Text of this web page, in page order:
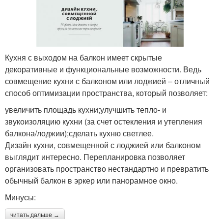
Кухня с выходом на балкон имеет скрытые
декоративные и функциональные возможности. Ведь
совмещение кухни с балконом или лоджией – отличный
способ оптимизации пространства, который позволяет:
увеличить площадь кухни;улучшить тепло- и
звукоизоляцию кухни (за счет остекления и утепления
балкона/лоджии);сделать кухню светлее.
Дизайн кухни, совмещенной с лоджией или балконом
выглядит интересно. Перепланировка позволяет
организовать пространство нестандартно и превратить
обычный балкон в эркер или панорамное окно.
Минусы:
читать дальше →